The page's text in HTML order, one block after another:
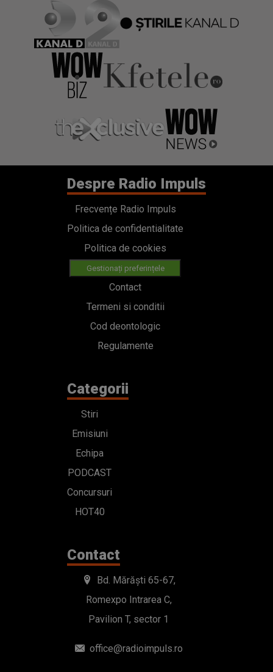
Despre Radio Impuls
Frecvențe Radio Impuls
Politica de confidentialitate
Politica de cookies
Gestionați preferințele
Contact
Termeni si conditii
Cod deontologic
Regulamente
Categorii
Stiri
Emisiuni
Echipa
PODCAST
Concursuri
HOT40
Contact
Bd. Mărăști 65-67,
Romexpo Intrarea C,
Pavilion T, sector 1
office@radioimpuls.ro